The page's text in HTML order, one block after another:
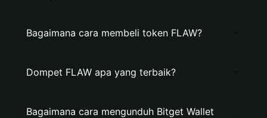
Bagaimana cara membeli token FLAW?
Dompet FLAW apa yang terbaik?
Bagaimana cara mengunduh Bitget Wallet